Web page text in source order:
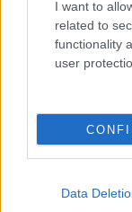
I want to
related to
functionality
user
Data